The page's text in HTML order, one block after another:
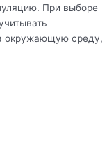
При выборе
окружающую среду,